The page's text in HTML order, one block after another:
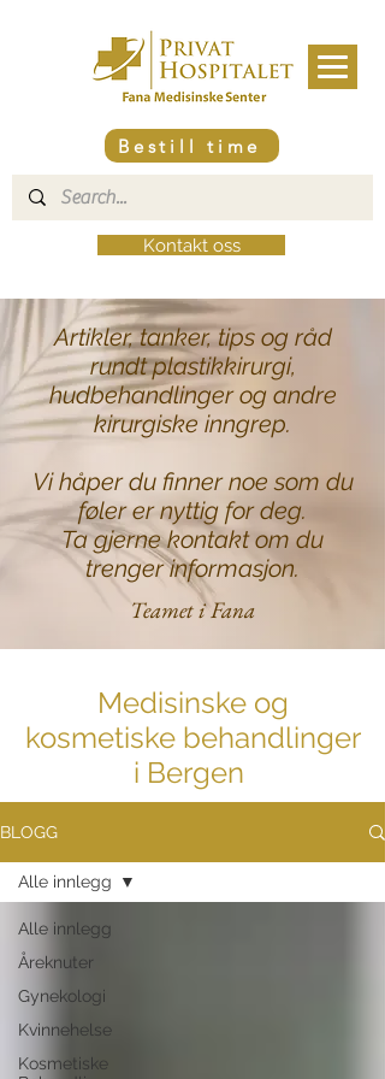
Bestill time
Kontakt oss
Artikler, tanker, tips og råd
rundt plastikkirurgi,
hudbehandlinger og andre
kirurgiske inngrep.
Vi håper du finner noe som du
føler er nyttig for deg.
Ta gjerne kontakt om du
trenger informasjon.
Teamet i Fana
Medisinske og
kosmetiske behandlinger
i Bergen
BLOGG
Alle innlegg
Åreknuter
Gynekologi
Kvinnehelse
Kosmetiske
Alle innlegg